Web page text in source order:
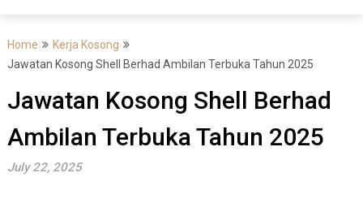
Home
Kerja Kosong
Jawatan Kosong Shell Berhad Ambilan Terbuka Tahun 2025
Jawatan Kosong Shell Berhad
Ambilan Terbuka Tahun 2025
July 22, 2025